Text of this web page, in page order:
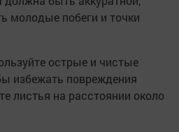
молодые побеги и точки
острые и чистые
избежать повреждения
листья на расстоянии около